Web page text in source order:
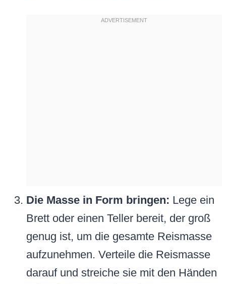
Die Masse in Form bringen: Lege ein
Brett oder einen Teller bereit, der groß
genug ist, um die gesamte Reismasse
aufzunehmen. Verteile die Reismasse
darauf und streiche sie mit den Händen